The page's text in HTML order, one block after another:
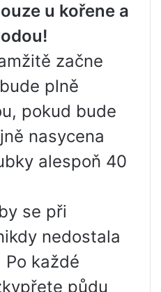
u kořene a
začne
plně
pokud bude
nasycena
alespoň 40
se při
nedostala
každé
půdu